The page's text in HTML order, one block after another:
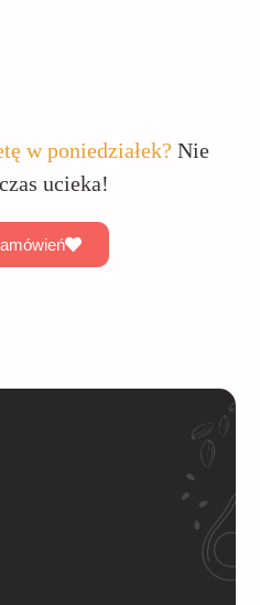
w poniedziałek? Nie
ucieka!